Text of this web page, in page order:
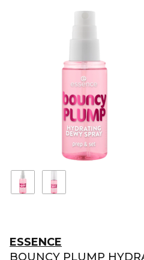
ESSENCE
BOUNCY PLUMP